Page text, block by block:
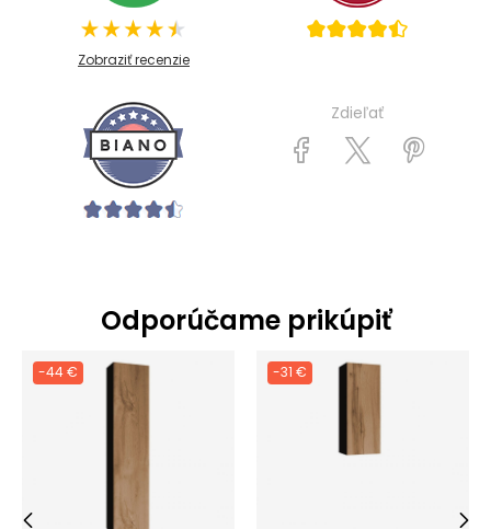
Zobraziť recenzie
Zdieľať
Odporúčame prikúpiť
-44 € -31 €